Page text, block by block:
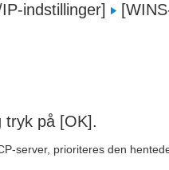
indstillinger]
tryk på [OK].
server, prioriteres den